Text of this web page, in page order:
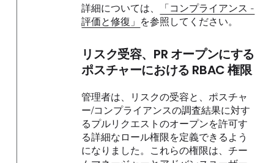
詳細については、
「コンプライアンス -
評価と修復」 を参照してください。
リスク受容、PR オープンにする
ポスチャーにおける RBAC 権限
管理者は、リスクの受容と、ポスチャ
ー/コンプライアンスの調査結果に対す
るプルリクエストのオープンを許可す
る詳細なロール権限を定義できるよう
になりました。これらの権限は、チー